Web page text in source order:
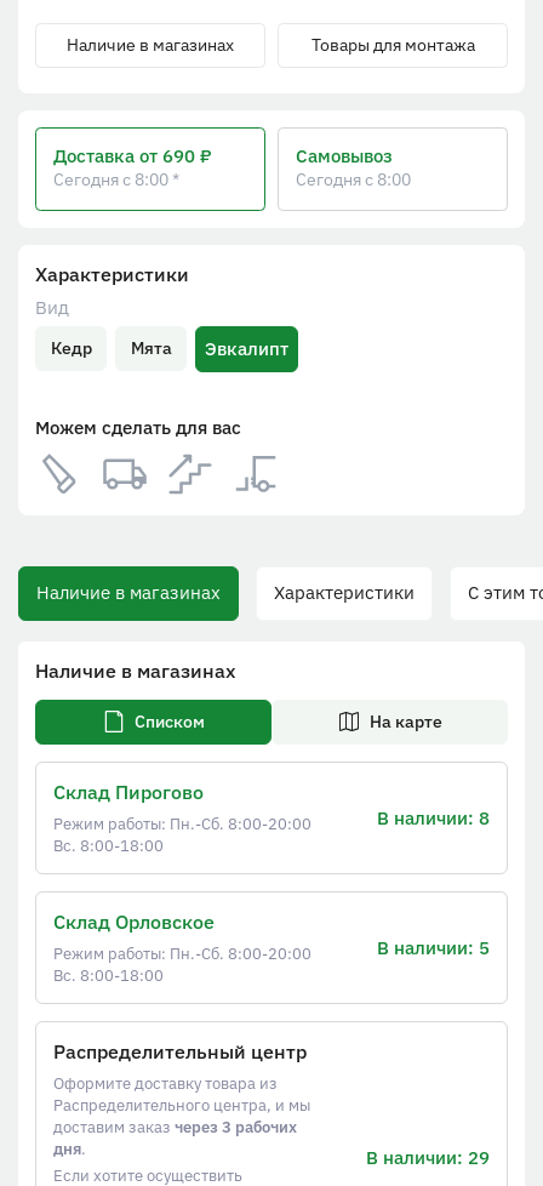
Характеристики
Вид
Кедр Мята Эвкалипт
Можем сделать для вас
Наличие в магазинах Товары для монтажа
Доставка от 690 ₽
Сегодня с 8:00 *
Самовывоз
Сегодня с 8:00
Наличие в магазинах Характеристики С этим
Наличие в магазинах
Списком На карте
Склад Пирогово
Режим работы: Пн.-Сб. 8:00-20:00
Вс. 8:00-18:00
В наличии: 8
Склад Орловское
Режим работы: Пн.-Сб. 8:00-20:00
Вс. 8:00-18:00
В наличии: 5
Распределительный центр
Оформите доставку товара из
Распределительного центра, и мы
доставим заказ через 3 рабочих
дня.
Если хотите осуществить
В наличии: 29